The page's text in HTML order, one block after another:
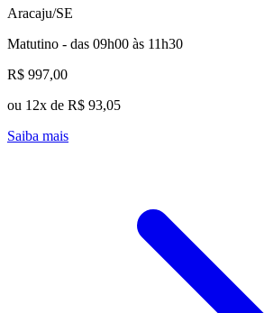
Aracaju/SE
Matutino - das 09h00 às 11h30
R$ 997,00
ou 12x de R$ 93,05
Saiba mais